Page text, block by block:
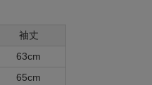
袖丈
63cm
65cm